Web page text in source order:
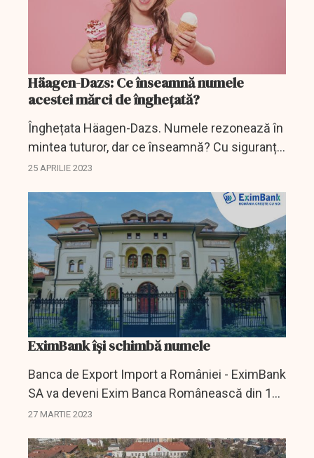
Häagen-Dazs: Ce înseamnă numele
acestei mărci de înghețată?
Înghețata Häagen-Dazs. Numele rezonează în
mintea tuturor, dar ce înseamnă? Cu siguranță
nu vă așteptați la acest răspuns.
25 APRILIE 2023
EximBank își schimbă numele
Banca de Export Import a României - EximBank
SA va deveni Exim Banca Românească din 10
mai 2023, modificarea denumirii băncii şi
luni de Adunarea...
27 MARTIE 2023